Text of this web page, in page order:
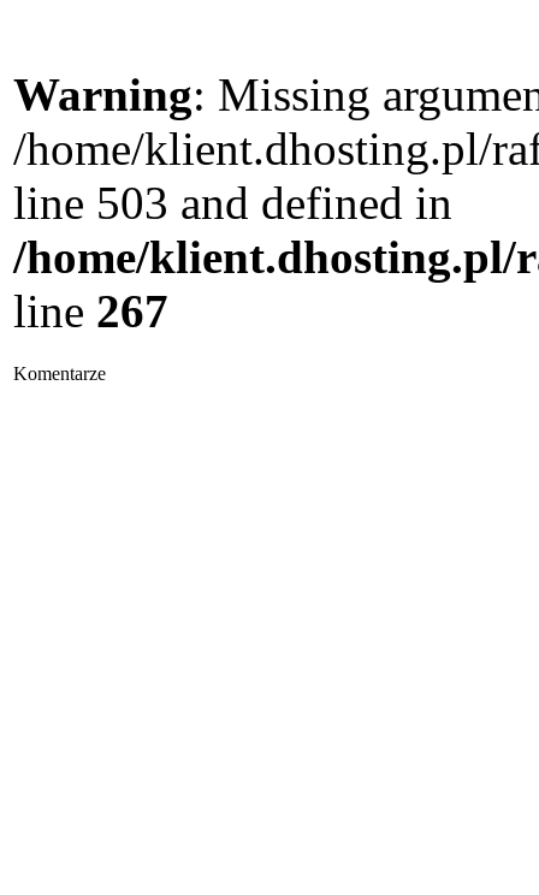
Warning: Missing
/home/klient.dhosting.pl/
line 503 and defined in
/home/klient.dhosting.pl/
line 267
Komentarze